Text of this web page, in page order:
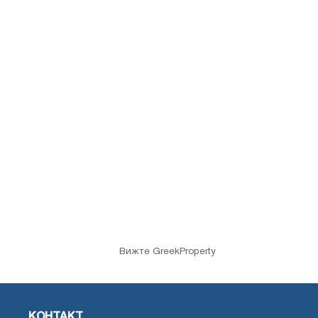
Вижте GreekProperty